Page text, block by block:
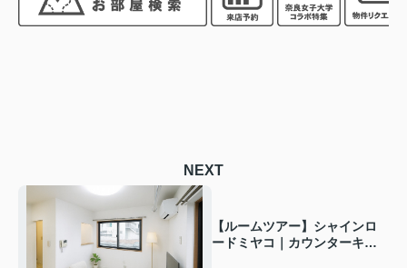
NEXT
【ルームツアー】シャインロ
ードミヤコ｜カウンターキッ